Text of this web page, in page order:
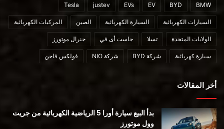
أقرأ ايضا :
BMW
BYD
EV
EVs
justev
Tesla
السيارات الكهربائية السيارة الكهربائية الصين المركبات الكهربائية
الولايات المتحدة تسلا جاست أى في جنرال موتورز
سيارة كهربائية شركة BYD شركة NIO فولكس فاجن
أخر المقالات
بدأ البيع سيارة أورا 5 الرياضية الكهربائية من جريت
وول موتورز